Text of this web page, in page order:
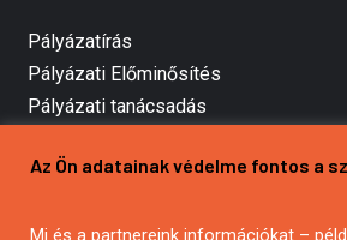
Pályázatírás
Pályázati Előminősítés
Pályázati tanácsadás
Mezőgazdasági pályázatírás
Az Ön adatainak védelme fontos a
Mi és a partnereink információkat –